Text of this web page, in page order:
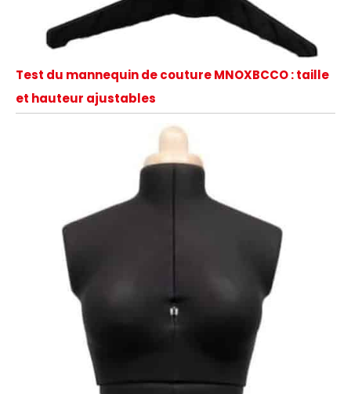
Test du mannequin de couture MNOXBCCO : taille
et hauteur ajustables